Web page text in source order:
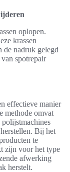
oplopen.
krassen
de nadruk gelegd
spotrepair
effectieve manier
methode omvat
polijstmachines
Bij het
te
zijn voor het type
afwerking
herstelt.